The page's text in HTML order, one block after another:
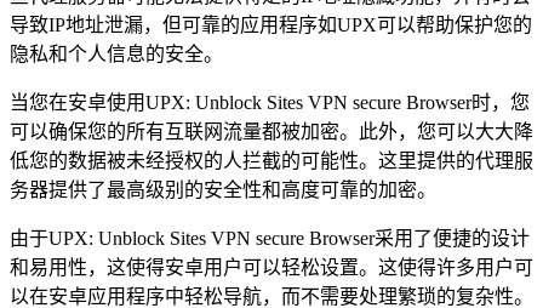
导致IP地址泄漏，但可靠的应用程序如UPX可以帮助保护您的
隐私和个人信息的安全。
当您在安卓使用UPX: Unblock Sites VPN secure Browser时，您
可以确保您的所有互联网流量都被加密。此外，您可以大大降
低您的数据被未经授权的人拦截的可能性。这里提供的代理服
务器提供了最高级别的安全性和高度可靠的加密。
由于UPX: Unblock Sites VPN secure Browser采用了便捷的设计
和易用性，这使得安卓用户可以轻松设置。这使得许多用户可
以在安卓应用程序中轻松导航，而不需要处理繁琐的复杂性。